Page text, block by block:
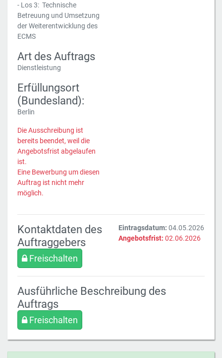
- Los 3: Technische
Betreuung und Umsetzung
der Weiterentwicklung des
ECMS
Art des Auftrags
Dienstleistung
Erfüllungsort
(Bundesland):
Berlin
Die Ausschreibung ist
bereits beendet, weil die
Angebotsfrist abgelaufen
ist.
Eine Bewerbung um diesen
Auftrag ist nicht mehr
möglich.
Kontaktdaten des
Auftraggebers
Freischalten
Eintragsdatum: 04.05.2026
Angebotsfrist: 02.06.2026
Ausführliche Beschreibung des
Auftrags
Freischalten